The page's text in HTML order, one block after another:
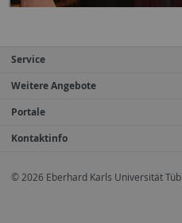
Service
Weitere Angebote
Portale
Kontaktinfo
© 2026 Eberhard Karls Universität